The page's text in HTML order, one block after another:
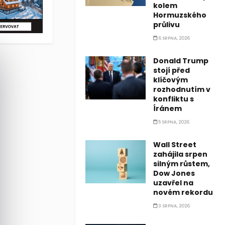
kolem
Hormuzského
průlivu
6 SRPNA, 2026
Donald Trump
stojí před
klíčovým
rozhodnutím v
konfliktu s
Íránem
5 SRPNA, 2026
Wall Street
zahájila srpen
silným růstem,
Dow Jones
uzavřel na
novém rekordu
3 SRPNA, 2026